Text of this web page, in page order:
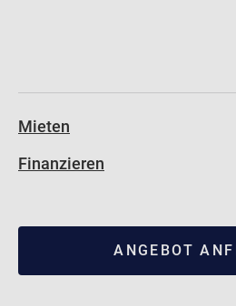
Mieten
Finanzieren
ANGEBOT